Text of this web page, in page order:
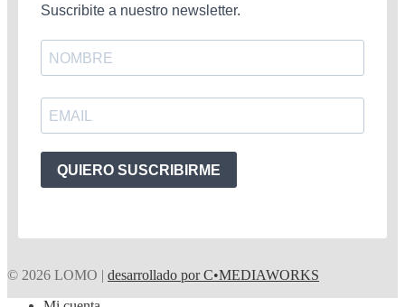
Suscribite a nuestro newsletter.
QUIERO SUSCRIBIRME
© 2026 LOMO | desarrollado por C•MEDIAWORKS